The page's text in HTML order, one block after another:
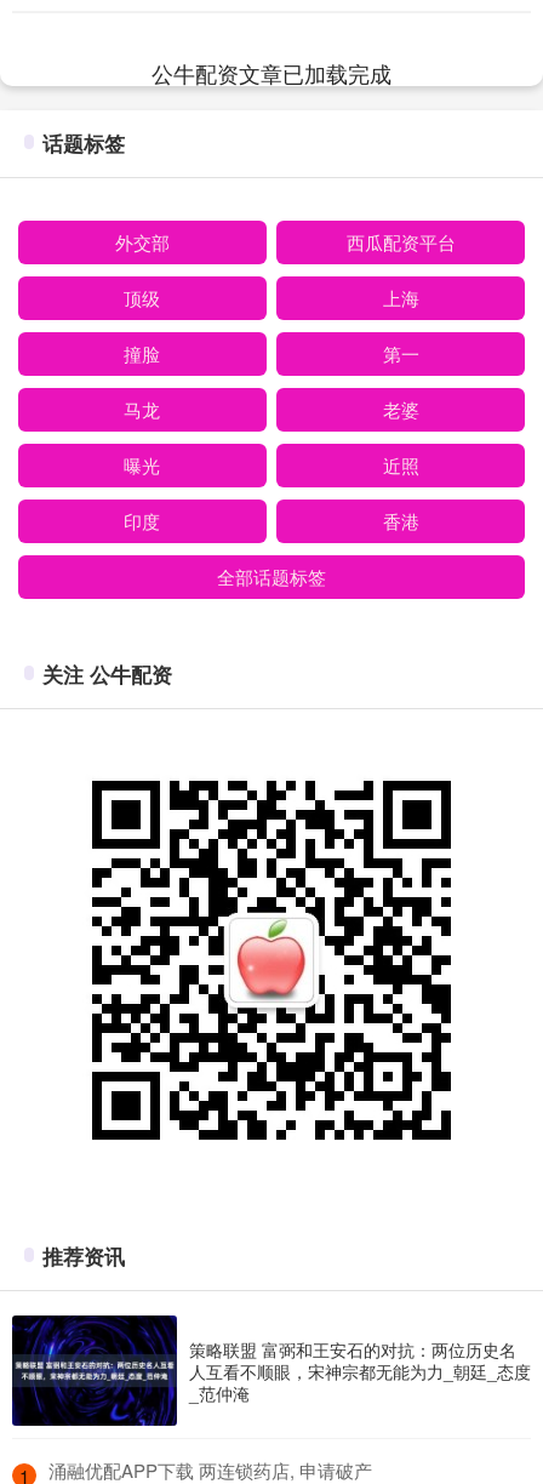
公牛配资文章已加载完成
话题标签
外交部 西瓜配资平台
顶级 上海
撞脸 第一
马龙 老婆
曝光 近照
印度 香港
全部话题标签
关注 公牛配资
推荐资讯
策略联盟 富弼和王安石的对抗：两位历史名
人互看不顺眼，宋神宗都无能为力_朝廷_态度
_范仲淹
1 ​涌融优配APP下载 两连锁药店, 申请破产